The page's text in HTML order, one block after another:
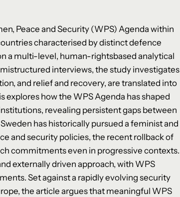
Peace and Security (WPS) Agenda within
characterised by distinct defence
a multi-level, human-rightsbased analytical
interviews, the study investigates
and relief and recovery, are translated into
explores how the WPS Agenda has shaped
revealing persistent gaps between
has historically pursued a feminist and
and security policies, the recent rollback of
commitments even in progressive contexts.
externally driven approach, with WPS
Set against a rapidly evolving security
the article argues that meaningful WPS